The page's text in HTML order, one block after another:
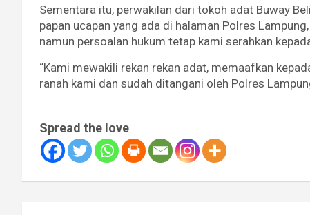
Sementara itu, perwakilan dari tokoh adat Buway
papan ucapan yang ada di halaman Polres
namun persoalan hukum tetap kami serahkan
“Kami mewakili rekan rekan adat, memaafkan
ranah kami dan sudah ditangani oleh Polres
Spread the love